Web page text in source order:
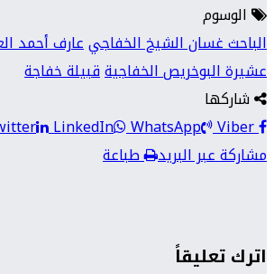
الوسوم
الباحث غسان الشيخ الخفاجيعارف أحمد
عشيرة البوخريص الخفاجيةقبيلة خفاجة
شاركها
LinkedIn WhatsApp Viber
مشاركة عبر البريد
طباعة
اترك تعليقاً